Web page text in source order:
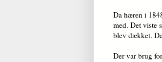
Da hæren i
med. Det viste
blev dækket.
Der var brug